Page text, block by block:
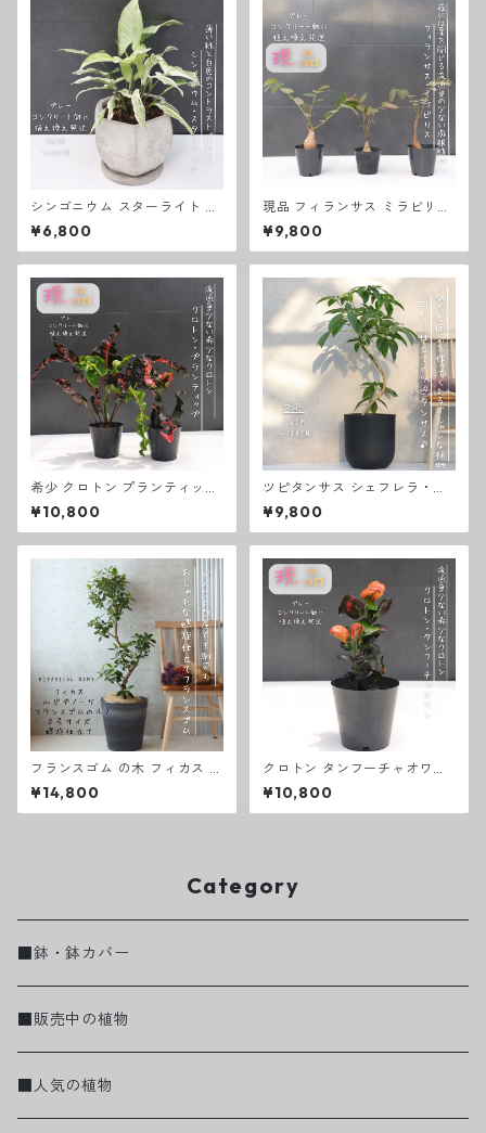
シンゴニウム スターライト 観
葉植物 お祝い 卓上サイズ テー
ブルサイズ グレーコンクリー
ト鉢ギフト 開店祝い ラッピン
ゼント 開店祝い 観葉植物 新築
祝い お中元 お歳暮 熱帯植物
¥6,800
現品 フィランサス ミラビリス
塊根植物 コーデックスプラン
ツ 卓上サイズ 観葉植物 熱帯植
物 テーブルサイズ
¥9,800
希少 クロトン プランティップ
prang thip 卓上サイズ 観葉植
物 熱帯植物 テーブルサイズ
¥10,800
ツピタンサス シェフレラ・ピ
ュックレリ ８号 曲がり仕立て
お祝い ギフト ラッピング 無料
観葉植物 開店祝い 新築祝い プ
物 本物
¥9,800
フランスゴム の木 フィカス ル
ビギノーサ フランスゴム 曲が
り 螺旋 仕立て 仕立て ゴムの
木 お祝い ギフト 開店祝い ラ
¥14,800
クロトン タンフーチャオワン
卓上サイズ 観葉植物 熱帯植物
テーブルサイズ
¥10,800
Category
■鉢・鉢カバー
■販売中の植物
■人気の植物